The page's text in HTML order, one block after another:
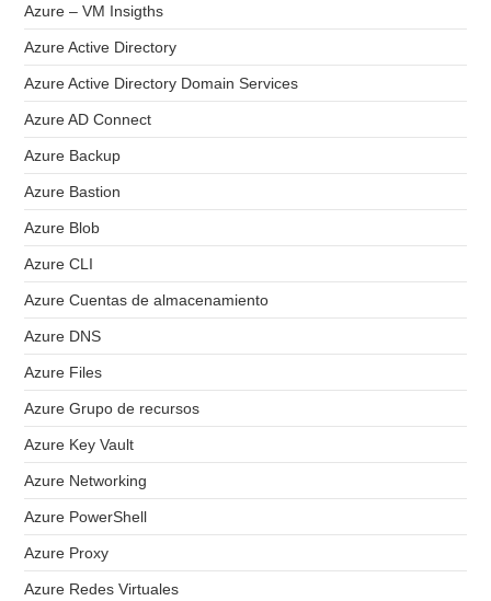
Azure – VM Insigths
Azure Active Directory
Azure Active Directory Domain Services
Azure AD Connect
Azure Backup
Azure Bastion
Azure Blob
Azure CLI
Azure Cuentas de almacenamiento
Azure DNS
Azure Files
Azure Grupo de recursos
Azure Key Vault
Azure Networking
Azure PowerShell
Azure Proxy
Azure Redes Virtuales